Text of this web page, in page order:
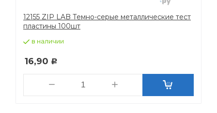
12155 ZIP LAB Темно-серые металлические тест
пластины 100шт
в наличии
16,90 Р